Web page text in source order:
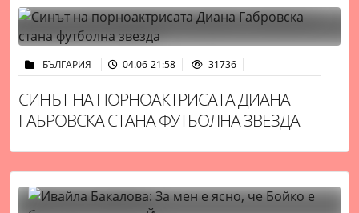
БЪЛГАРИЯ 04.06 21:58 31736
СИНЪТ НА ПОРНОАКТРИСАТА ДИАНА
ГАБРОВСКА СТАНА ФУТБОЛНА ЗВЕЗДА